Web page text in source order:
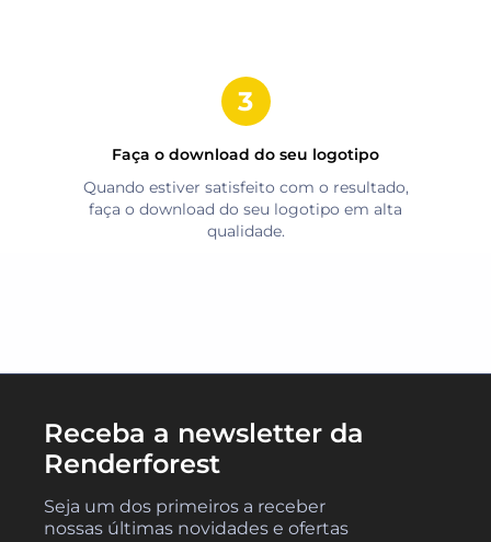
Faça o download do seu logotipo
Quando estiver satisfeito com o resultado,
faça o download do seu logotipo em alta
qualidade.
Receba a newsletter da
Renderforest
Seja um dos primeiros a receber
nossas últimas novidades e ofertas